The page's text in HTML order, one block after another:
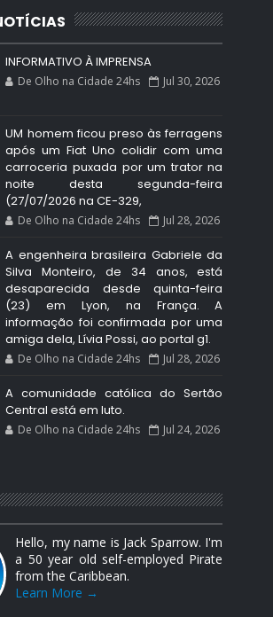
INFORMATIVO À IMPRENSA
De Olho na Cidade 24hs Jul 30, 2026
UM homem ficou preso às ferragens
após um Fiat Uno colidir com uma
carroceria puxada por um trator na
noite desta segunda-feira
(27/07/2026 na CE-329,
De Olho na Cidade 24hs Jul 28, 2026
A engenheira brasileira Gabriele da
Silva Monteiro, de 34 anos, está
desaparecida desde quinta-feira
(23) em Lyon, na França. A
informação foi confirmada por uma
amiga dela, Lívia Possi, ao portal g1.
De Olho na Cidade 24hs Jul 28, 2026
A comunidade católica do Sertão
Central está em luto.
De Olho na Cidade 24hs Jul 24, 2026
Hello, my name is Jack Sparrow. I'm
a 50 year old self-employed Pirate
from the Caribbean.
Learn More →